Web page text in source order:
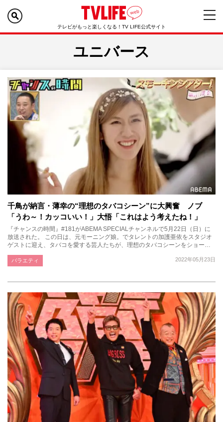
テレビがもっと楽しくなる！TV LIFE公式サイト
ユニバース
千鳥が納言・薄幸の“理想のタバコシーン”に大興奮 ノブ
「うわ～！カッコいい！」大悟「これはよう考えたね！」
『チャンスの時間』#181がABEMA SPECIALチャンネルで5月22日（日）に
放送された。 この日は、元モーニング娘。でタレントの加護亜依をスタジオ
ゲストに迎え、タバコを愛する芸人たちが、理想のタバコシーンをショー…
2022年05月23日
バラエティ